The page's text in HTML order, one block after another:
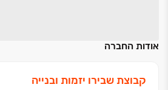
אודות החברה
קבוצת שבירו יזמות ובנייה